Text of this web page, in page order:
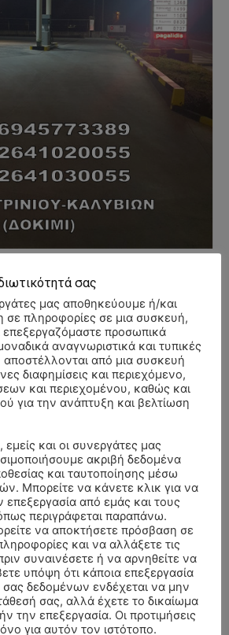
ΚΗΔΕΙΑ – ΣΑΒΒΑΤΟ 25/7/2026 –
ΕΤΩΝ 57
4/8/2026 – ΧΡΗΣΤΟΣ Α. ΠΑΛΙΟΥΡΑΣ
σας
μας αποθηκεύουμε ή/και
πληροφορίες σε μια συσκευή,
προσωπικά
αναγνωριστικά και τυπικές
από μια συσκευή
διαφημίσεις και περιεχόμενο,
και περιεχομένου, καθώς και
για την ανάπτυξη και βελτίωση
και οι συνεργάτες μας
ακριβή δεδομένα
και ταυτοποίησης μέσω
Μπορείτε να κάνετε κλικ για να
επεξεργασία από εμάς και τους
περιγράφεται παραπάνω.
να αποκτήσετε πρόσβαση σε
και να αλλάξετε τις
συναινέσετε ή να αρνηθείτε να
υπόψη ότι κάποια επεξεργασία
δεδομένων ενδέχεται να μην
σας, αλλά έχετε το δικαίωμα
την επεξεργασία. Οι προτιμήσεις
για αυτόν τον ιστότοπο.